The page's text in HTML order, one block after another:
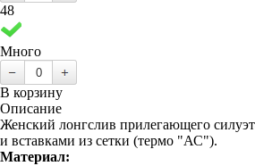
48
Много
В корзину
Описание
Женский лонгслив прилегающего
и вставками из сетки (термо "АС").
Материал: